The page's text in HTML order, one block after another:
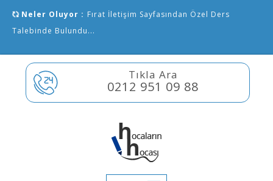
Neler Oluyor : Fırat İletişim Sayfasından Özel Ders
Talebinde Bulundu...
Tıkla Ara
0212 951 09 88